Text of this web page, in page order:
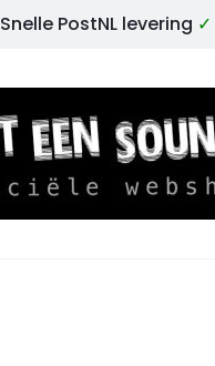
Snelle PostNL levering ✓